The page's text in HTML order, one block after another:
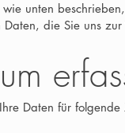
unten
die Sie uns
Daten für folgende